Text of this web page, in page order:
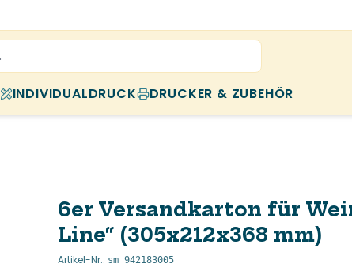
INDIVIDUALDRUCK DRUCKER & ZUBEHÖR
6er Versandkarton für
Line“ (305x212x368 mm)
Artikel-Nr.: sm_942183005